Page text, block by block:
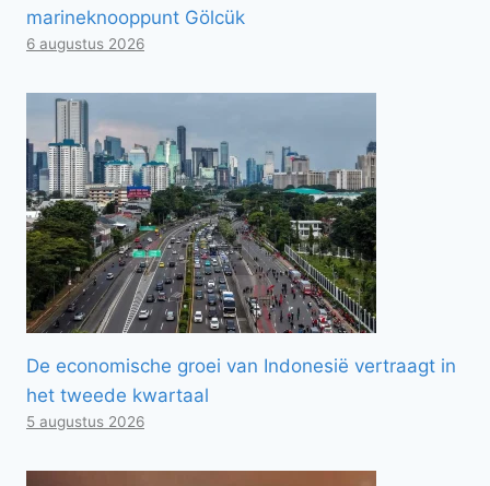
marineknooppunt Gölcük
6 augustus 2026
De economische groei van Indonesië vertraagt ​​in
het tweede kwartaal
5 augustus 2026